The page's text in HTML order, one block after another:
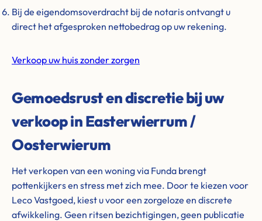
Bij de eigendomsoverdracht bij de notaris ontvangt u
direct het afgesproken nettobedrag op uw rekening.
Verkoop uw huis zonder zorgen
Gemoedsrust en discretie bij uw
verkoop in Easterwierrum /
Oosterwierum
Het verkopen van een woning via Funda brengt
pottenkijkers en stress met zich mee. Door te kiezen voor
Leco Vastgoed, kiest u voor een zorgeloze en discrete
afwikkeling. Geen ritsen bezichtigingen, geen publicatie